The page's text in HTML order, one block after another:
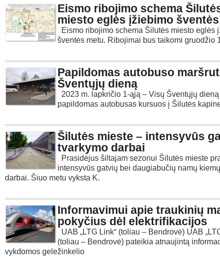
Eismo ribojimo schema
miesto eglės įžiebimo
Eismo ribojimo schema Šilutės miesto eglės
šventės metu. Ribojimai bus taikomi
Papildomas autobuso
Šventųjų dieną
2023 m. lapkričio 1-ąją – Visų Šventųjų
papildomas autobusas kursuos į Šilutės
Šilutės mieste – intensyvūs
tvarkymo darbai
Prasidėjus šiltajam sezonui Šilutės mieste
intensyvūs gatvių bei daugiabučių namų
darbai. Šiuo metu vyksta K.
Informavimui apie traukinių
pokyčius dėl elektrifikacijos
UAB „LTG Link“ (toliau – Bendrovė) UAB
(toliau – Bendrovė) pateikia atnaujintą
vykdomos geležinkelio